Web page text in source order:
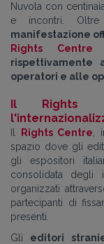
Nuvola con
e incontri.
manifestazione
Rights Centre
rispettivamente
operatori e alle
Il Rights
Rights Centre ,
spazio dove gli
gli espositori
consolidata degli
organizzati
partecipanti di
presenti.
Gli editori